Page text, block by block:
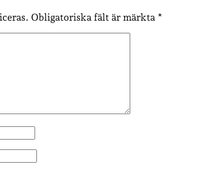
Obligatoriska fält är märkta *